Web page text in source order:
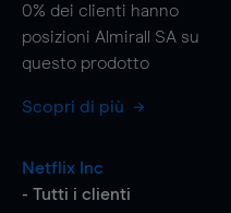
0% dei clienti hanno
posizioni Almirall SA su
questo prodotto
Scopri di più
Netflix Inc
- Tutti i clienti